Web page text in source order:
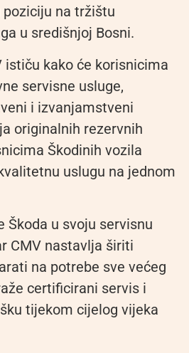
na tržištu
u središnjoj Bosni.
ističu kako će korisnicima
servisne usluge,
i izvanjamstveni
originalnih rezervnih
Škodinih vozila
uslugu na jednom
Škoda u svoju servisnu
CMV nastavlja širiti
na potrebe sve većeg
certificirani servis i
tijekom cijelog vijeka